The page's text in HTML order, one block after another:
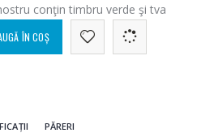
conţin timbru verde şi tva
ÎN COȘ
PĂRERI